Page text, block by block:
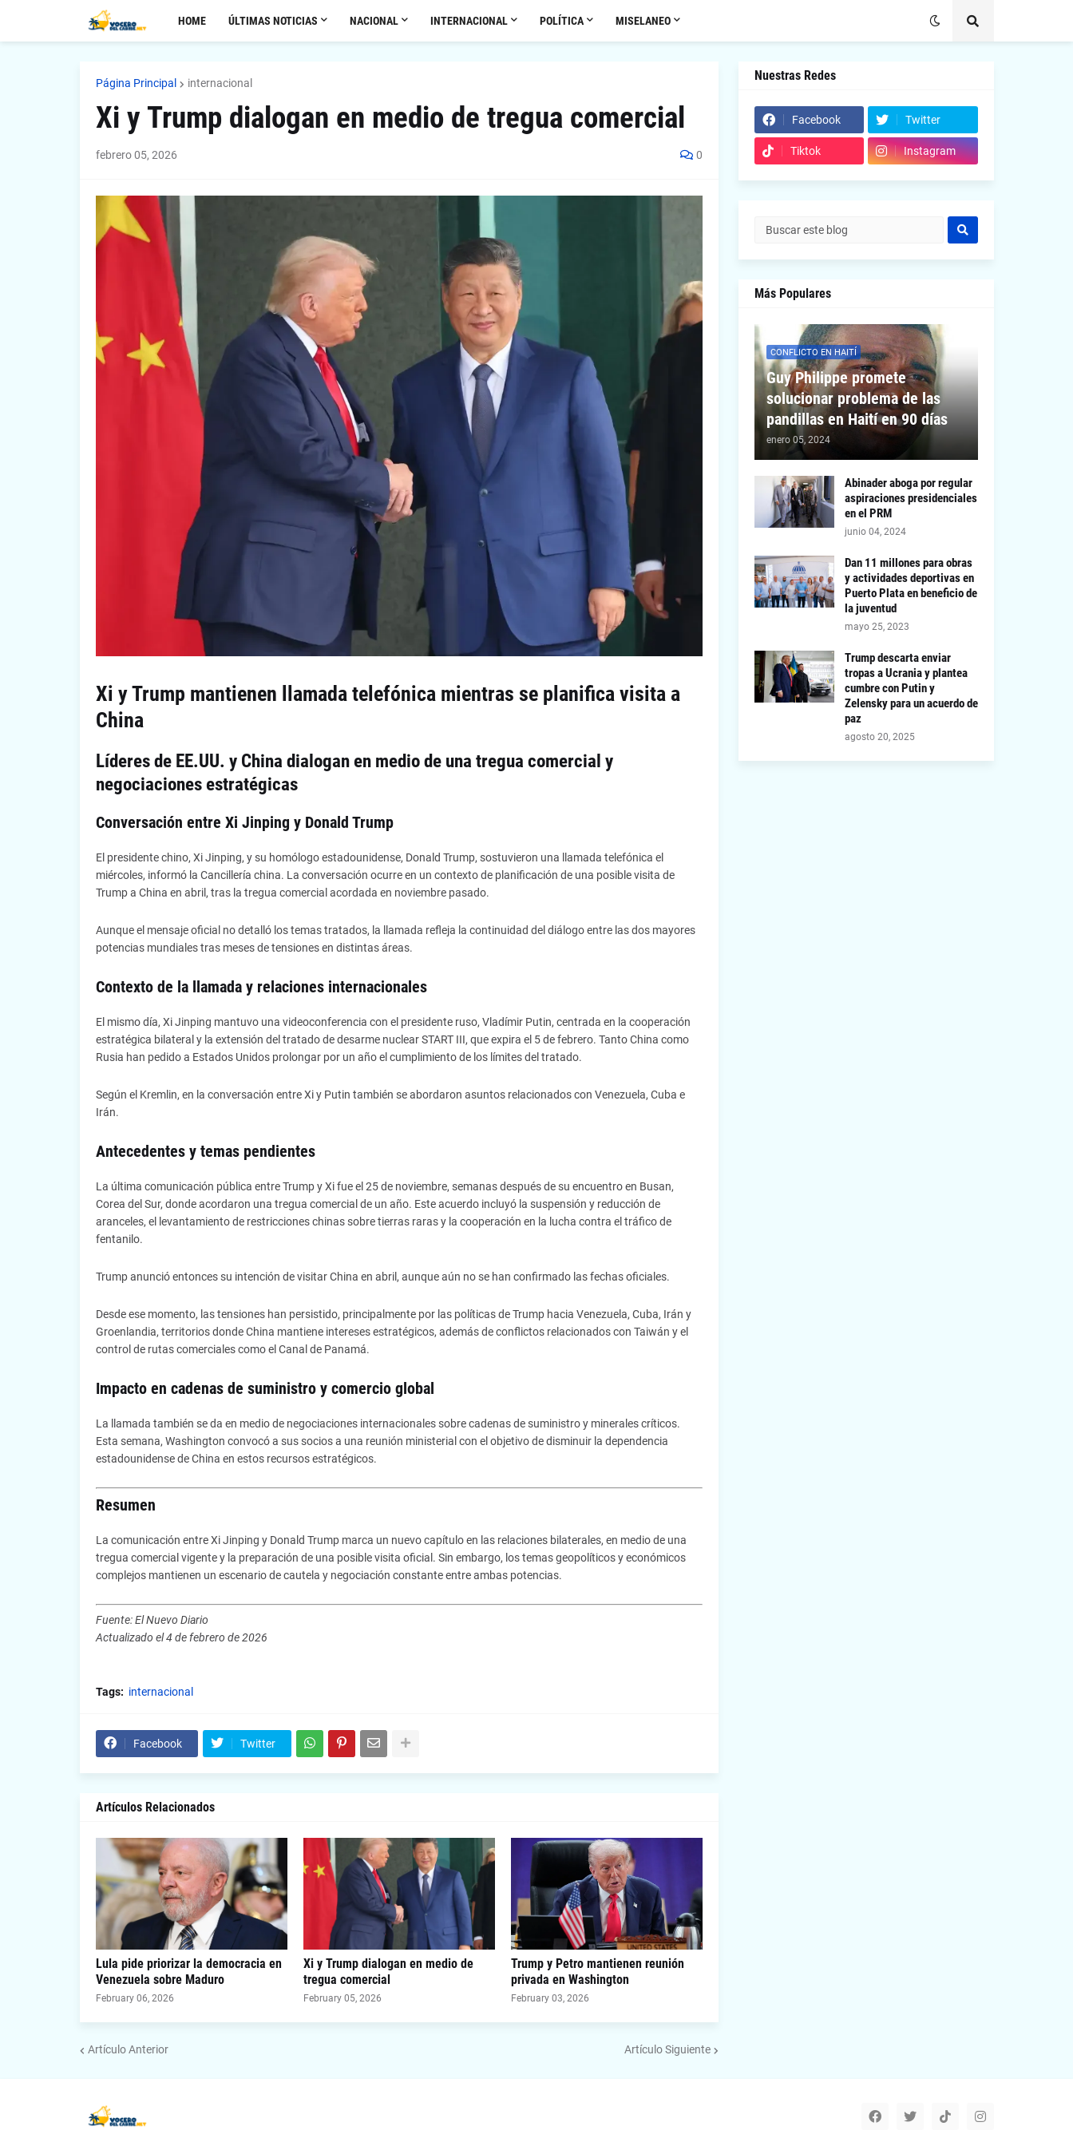
HOME ÚLTIMAS NOTICIAS NACIONAL INTERNACIONAL POLÍTICA MISELANEO
Página Principal internacional
Xi y Trump dialogan en medio de tregua comercial
febrero 05, 2026 0
Xi y Trump mantienen llamada telefónica mientras se planifica visita a
China
Líderes de EE.UU. y China dialogan en medio de una tregua comercial y
negociaciones estratégicas
Conversación entre Xi Jinping y Donald Trump
El presidente chino, Xi Jinping, y su homólogo estadounidense, Donald Trump, sostuvieron una llamada telefónica el
miércoles, informó la Cancillería china. La conversación ocurre en un contexto de planificación de una posible visita de
Trump a China en abril, tras la tregua comercial acordada en noviembre pasado.
Aunque el mensaje oficial no detalló los temas tratados, la llamada refleja la continuidad del diálogo entre las dos mayores
potencias mundiales tras meses de tensiones en distintas áreas.
Contexto de la llamada y relaciones internacionales
El mismo día, Xi Jinping mantuvo una videoconferencia con el presidente ruso, Vladímir Putin, centrada en la cooperación
estratégica bilateral y la extensión del tratado de desarme nuclear START III, que expira el 5 de febrero. Tanto China como
Rusia han pedido a Estados Unidos prolongar por un año el cumplimiento de los límites del tratado.
Según el Kremlin, en la conversación entre Xi y Putin también se abordaron asuntos relacionados con Venezuela, Cuba e
Irán.
Antecedentes y temas pendientes
La última comunicación pública entre Trump y Xi fue el 25 de noviembre, semanas después de su encuentro en Busan,
Corea del Sur, donde acordaron una tregua comercial de un año. Este acuerdo incluyó la suspensión y reducción de
aranceles, el levantamiento de restricciones chinas sobre tierras raras y la cooperación en la lucha contra el tráfico de
fentanilo.
Trump anunció entonces su intención de visitar China en abril, aunque aún no se han confirmado las fechas oficiales.
Desde ese momento, las tensiones han persistido, principalmente por las políticas de Trump hacia Venezuela, Cuba, Irán y
Groenlandia, territorios donde China mantiene intereses estratégicos, además de conflictos relacionados con Taiwán y el
control de rutas comerciales como el Canal de Panamá.
Impacto en cadenas de suministro y comercio global
La llamada también se da en medio de negociaciones internacionales sobre cadenas de suministro y minerales críticos.
Esta semana, Washington convocó a sus socios a una reunión ministerial con el objetivo de disminuir la dependencia
estadounidense de China en estos recursos estratégicos.
Resumen
La comunicación entre Xi Jinping y Donald Trump marca un nuevo capítulo en las relaciones bilaterales, en medio de una
tregua comercial vigente y la preparación de una posible visita oficial. Sin embargo, los temas geopolíticos y económicos
complejos mantienen un escenario de cautela y negociación constante entre ambas potencias.
Fuente: El Nuevo Diario
Actualizado el 4 de febrero de 2026
Tags: internacional
Facebook Twitter
Artículos Relacionados
Lula pide priorizar la democracia en
Venezuela sobre Maduro
February 06, 2026
Xi y Trump dialogan en medio de
tregua comercial
February 05, 2026
Trump y Petro mantienen reunión
privada en Washington
February 03, 2026
Artículo Anterior Artículo Siguiente
Nuestras Redes
Facebook Twitter
Tiktok Instagram
Más Populares
CONFLICTO EN HAITÍ
Guy Philippe promete
solucionar problema de las
pandillas en Haití en 90 días
enero 05, 2024
Abinader aboga por regular
aspiraciones presidenciales
en el PRM
junio 04, 2024
Dan 11 millones para obras
y actividades deportivas en
Puerto Plata en beneficio de
la juventud
mayo 25, 2023
Trump descarta enviar
tropas a Ucrania y plantea
cumbre con Putin y
Zelensky para un acuerdo de
paz
agosto 20, 2025